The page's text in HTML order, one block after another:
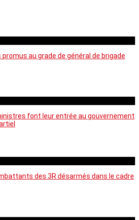
au grade de général de brigade
font leur entrée au gouvernement
des 3R désarmés dans le cadre